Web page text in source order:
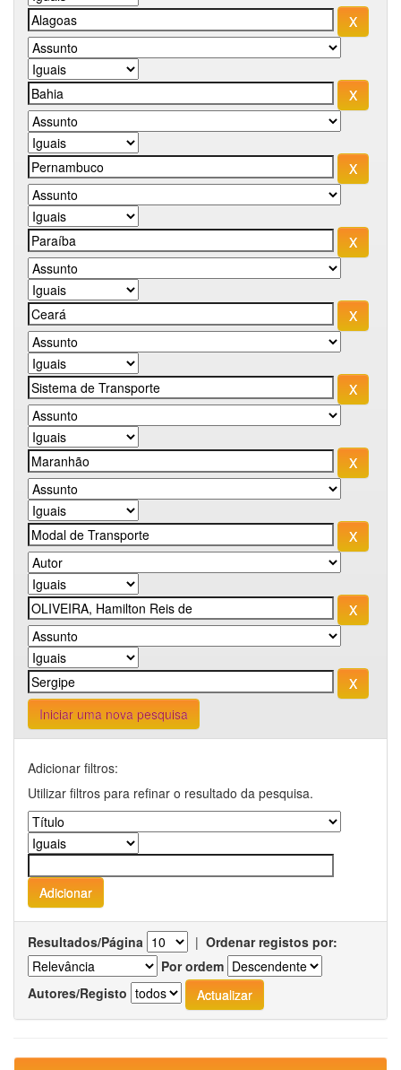
Iniciar uma nova pesquisa
Adicionar filtros:
Utilizar filtros para refinar o resultado da pesquisa.
Resultados/Página | Ordenar registos por:
Por ordem
Autores/Registo